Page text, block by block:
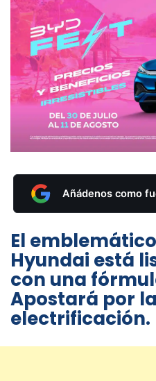
Añádenos como
El emblemático
Hyundai está
con una
Apostará por la
electrificación.